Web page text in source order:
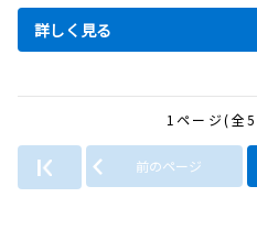
詳しく見る
1ページ(全
前のページ